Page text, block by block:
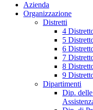
Azienda
Organizzazione
Distretti
4
5
6
7
8
9
Dipartimenti
Dip.